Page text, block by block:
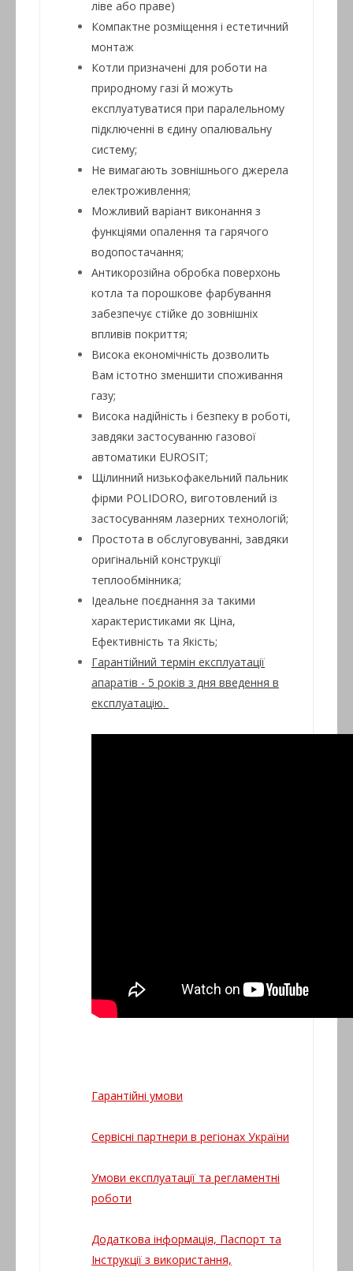
ліве або праве)
Компактне розміщення і естетичний
монтаж
Котли призначені для роботи на
природному газі й можуть
експлуатуватися при паралельному
підключенні в єдину опалювальну
систему;
Не вимагають зовнішнього джерела
електроживлення;
Можливий варіант виконання з
функціями опалення та гарячого
водопостачання;
Антикорозійна обробка поверхонь
котла та порошкове фарбування
забезпечує стійке до зовнішніх
впливів покриття;
Висока економічність дозволить
Вам істотно зменшити споживання
газу;
Висока надійність і безпеку в роботі,
завдяки застосуванню газової
автоматики EUROSIT;
Щілинний низькофакельний пальник
фірми POLIDORO, виготовлений із
застосуванням лазерних технологій;
Простота в обслуговуванні, завдяки
оригінальній конструкції
теплообмінника;
Ідеальне поєднання за такими
характеристиками як Ціна,
Ефективність та Якість;
Гарантійний термін експлуатації
апаратів - 5 років з дня введення в
експлуатацію.
Гарантійні умови
Сервісні партнери в регіонах України
Умови експлуатації та регламентні
роботи
Додаткова інформація, Паспорт та
Інструкції з використання,